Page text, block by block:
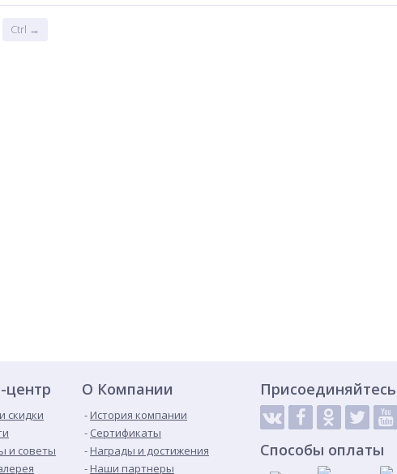
Ctrl →
центр
скидки
и советы
О Компании
История компании
Сертификаты
Награды и достижения
Наши партнеры
Присоединяйтесь
Способы оплаты